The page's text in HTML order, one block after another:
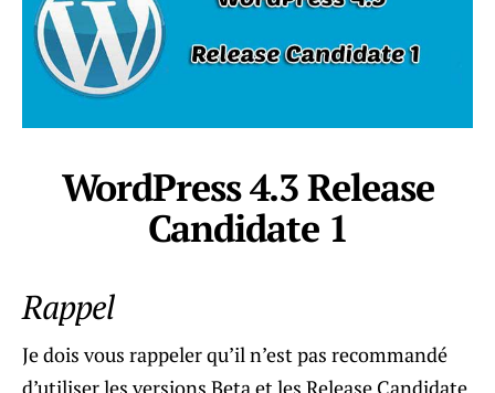
WordPress 4.3 Release
Candidate 1
Rappel
Je dois vous rappeler qu’il n’est pas recommandé
d’utiliser les versions Beta et les Release Candidate